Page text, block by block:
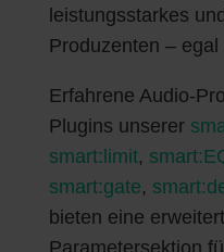
leistungsstarkes
Produzenten –
Erfahrene Audio-
Plugins unserer
smart:limit,
smart:gate,
bieten eine
Parametersektion